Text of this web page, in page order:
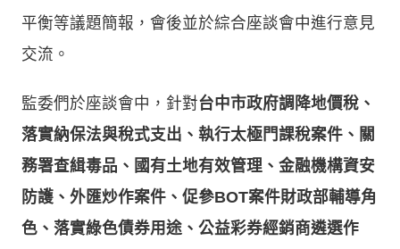
平衡等議題簡報，會後並於綜合座談會中進行意見
交流。
監委們於座談會中，針對台中市政府調降地價稅、
落實納保法與稅式支出、執行太極門課稅案件、關
務署查緝毒品、國有土地有效管理、金融機構資安
防護、外匯炒作案件、促參BOT案件財政部輔導角
色、落實綠色債券用途、公益彩券經銷商遴選作